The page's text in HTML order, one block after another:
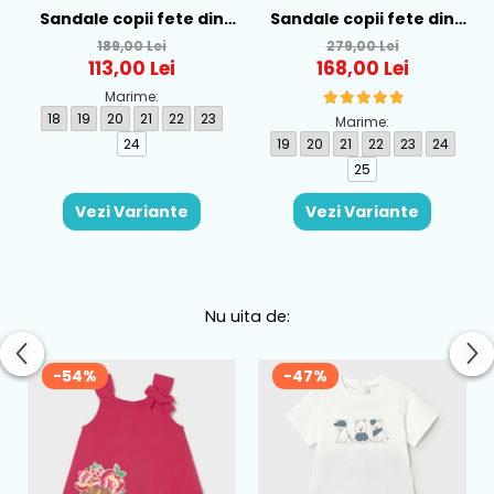
Sandale copii fete din
textil Biomecanics, Roz -
262177-A032
189,00 Lei
113,00 Lei
Marime:
18
19 20 21 22
23
24
Vezi Variante
Sandale copii fete din
piele Biomecanics, Roz -
262109-A032
279,00 Lei
168,00 Lei
Marime:
19
20 21 22 23
24
25
Vezi Variante
Nu uita de:
-54% -47%